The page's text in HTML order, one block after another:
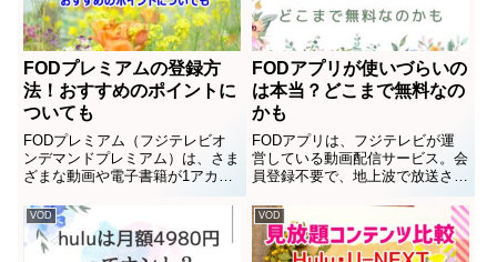
FODプレミアムの登録方
法！おすすめのポイントに
ついても
FODプレミアム（フジテレビオ
ンデマンドプレミアム）は、さま
ざまな動画や電子書籍が1アカウ
ントで楽しめる、フジテレビ公式
のサービスです。「家でTVやド
ラマを見る時間がない！」人にも
「おうち時間でゆっくり映画やド
FODアプリが使いづらいの
は本当？どこまで無料なの
かも
FODアプリは、フジテレビが運
営している動画配信サービス。会
員登録不要で、地上波で放送され
た見逃し配信対象のドラマやバラ
エティ、アニメの最新話を無料で
楽しむことができます。FODア
プリはスマホに入れておくと手軽
VOD VOD